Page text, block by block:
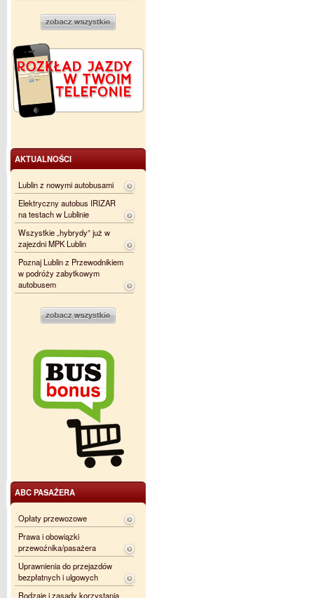
AKTUALNOŚCI
Lublin z nowymi autobusami
Elektryczny autobus IRIZAR
na testach w Lublinie
Wszystkie „hybrydy” już w
zajezdni MPK Lublin
Poznaj Lublin z Przewodnikiem
w podróży zabytkowym
autobusem
ABC PASAŻERA
Opłaty przewozowe
Prawa i obowiązki
przewoźnika/pasażera
Uprawnienia do przejazdów
bezpłatnych i ulgowych
Rodzaje i zasady korzystania